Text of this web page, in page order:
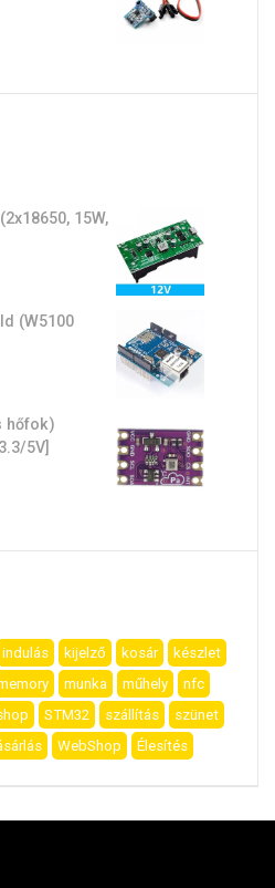
15W,
(W5100
hőfok)
5V]
indulás kijelző kosár
készlet
munka műhely
nfc
STM32 szállítás
szünet
WebShop Élesítés